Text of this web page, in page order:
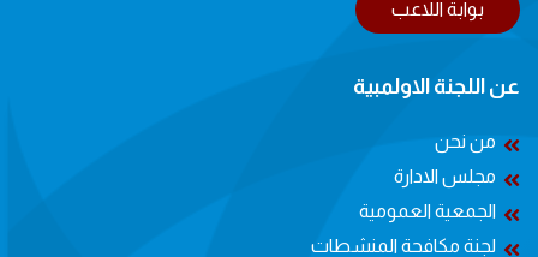
بوابة اللاعب
عن اللجنة الاولمبية
من نحن
مجلس الادارة
الجمعية العمومية
لجنة مكافحة المنشطات